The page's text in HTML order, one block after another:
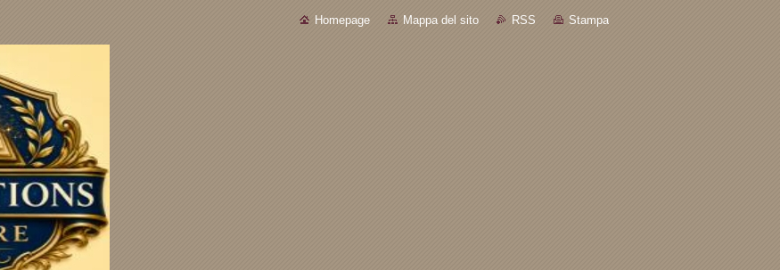
Homepage Mappa del sito RSS Stampa